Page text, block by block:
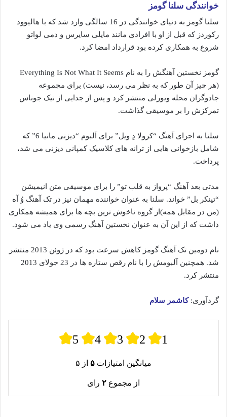
خوانندگی سلنا گومز
سلنا گومز به دنیای خوانندگی در 16 سالگی وارد شد که با هالیوود
رکوردز که قبل از او با افرادی مانند مایلی سایرس و دمی لواتو
شروع به همکاری کرده بود قرارداد امضا کرد.
گومز نخستین آهنگش را به نام Everything Is Not What It Seems
(هر چیز آن طور که به نظر می رسد، نیست) برای مجموعه
جادوگران محله ویورلی منتشر کرد و پس از جدایی از نیک جوناس
تمرکزش را بر موسیقی گذاشت.
سلنا به اجرای آهنگ “کرولا دِ ویل” برای آلبوم “دیزنی مانیا 6” که
شامل بازخوانی هایی از ترانه های کلاسیک کمپانی دیزنی می شد،
پرداخت.
مدتی بعد آهنگ “پرواز به قلب تو” را برای موسیقی متن انیمیشن
“تینکر بل” خواند. سلنا به عنوان خواننده مهمان نیز در تک آهنگ وُ آه
(من در مقابل همه)از گروه ناخوش ترین بچه ها برای همیشه همکاری
داشت که از این آن به عنوان نخستین آهنگ رسمی وی یاد می شود.
نام دومین تک آهنگ گومز کاهش سرعت بود که در ژوئن 2013 منتشر
شد. همچنین آلبومش را با نام رقص ستاره ها در 23 جولای 2013
منتشر کرد.
گردآوری:کاشمر سلام
5 4 3 2 1
میانگین امتیازات ۵ از ۵
از مجموع ۲ رای